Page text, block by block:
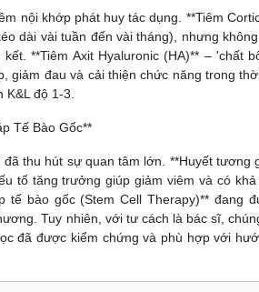
nội khớp phát huy tác dụng. **Tiêm
dài vài tuần đến vài tháng), nhưng
**Tiêm Axit Hyaluronic (HA)** – 'chất
giảm đau và cải thiện chức năng trong
độ 1-3.
Tế Bào Gốc**
thu hút sự quan tâm lớn. **Huyết tương
tố tăng trưởng giúp giảm viêm và có
bào gốc (Stem Cell Therapy)** đang
Tuy nhiên, với tư cách là bác sĩ,
đã được kiểm chứng và phù hợp với